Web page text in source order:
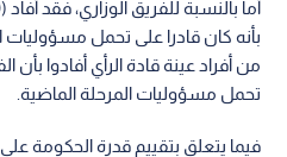
من أفراد عينة قادة الرأي أفادوا بأن
تحمل مسؤوليات المرحلة الماضية.
فيما يتعلق بتقييم قدرة الحكومة